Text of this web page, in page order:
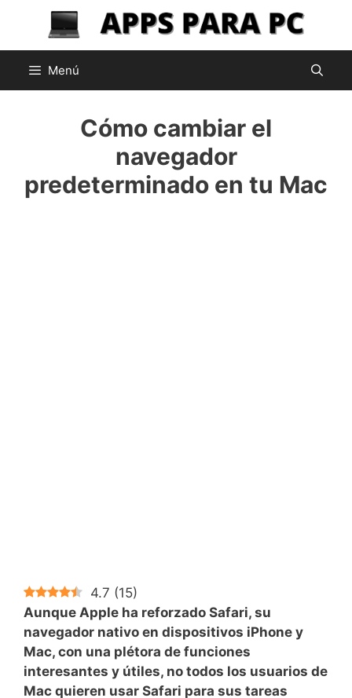
contenido
Menú
Cómo cambiar el
navegador
predeterminado en tu Mac
4.7 (15)
Aunque Apple ha reforzado Safari, su
navegador nativo en dispositivos iPhone y
Mac, con una plétora de funciones
interesantes y útiles, no todos los usuarios de
Mac quieren usar Safari para sus tareas